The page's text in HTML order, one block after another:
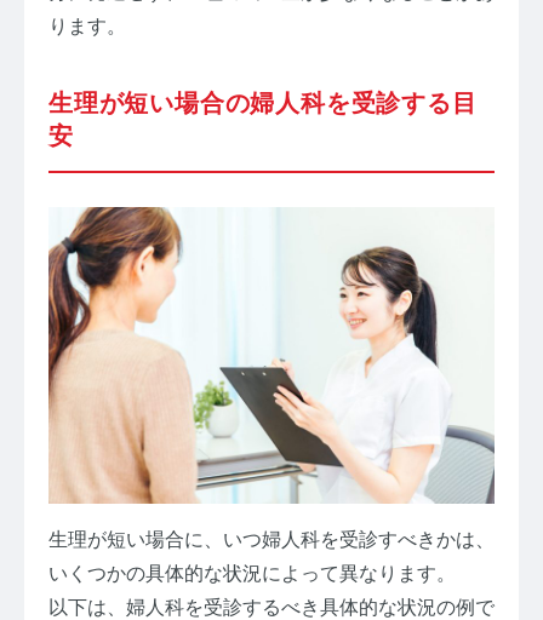
ります。
生理が短い場合の婦人科を受診する目
安
生理が短い場合に、いつ婦人科を受診すべきかは、
いくつかの具体的な状況によって異なります。
以下は、婦人科を受診するべき具体的な状況の例で